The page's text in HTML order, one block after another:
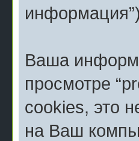
Ваша
просмотре
cookies, это
на Ваш